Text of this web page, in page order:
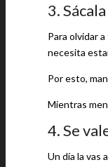
3.
Para olvidar
necesita
Por esto,
Mientras
4. Se
Un día la vas